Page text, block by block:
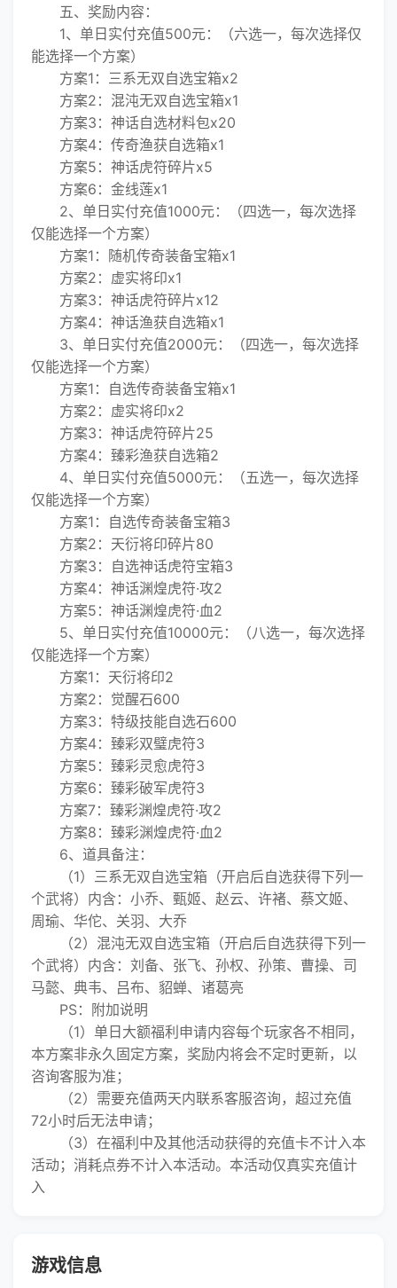
五、奖励内容：
1、单日实付充值500元：（六选一，每次选择仅
能选择一个方案）
方案1：三系无双自选宝箱x2
方案2：混沌无双自选宝箱x1
方案3：神话自选材料包x20
方案4：传奇渔获自选箱x1
方案5：神话虎符碎片x5
方案6：金线莲x1
2、单日实付充值1000元：（四选一，每次选择
仅能选择一个方案）
方案1：随机传奇装备宝箱x1
方案2：虚实将印x1
方案3：神话虎符碎片x12
方案4：神话渔获自选箱x1
3、单日实付充值2000元：（四选一，每次选择
仅能选择一个方案）
方案1：自选传奇装备宝箱x1
方案2：虚实将印x2
方案3：神话虎符碎片25
方案4：臻彩渔获自选箱2
4、单日实付充值5000元：（五选一，每次选择
仅能选择一个方案）
方案1：自选传奇装备宝箱3
方案2：天衍将印碎片80
方案3：自选神话虎符宝箱3
方案4：神话渊煌虎符·攻2
方案5：神话渊煌虎符·血2
5、单日实付充值10000元：（八选一，每次选择
仅能选择一个方案）
方案1：天衍将印2
方案2：觉醒石600
方案3：特级技能自选石600
方案4：臻彩双璧虎符3
方案5：臻彩灵愈虎符3
方案6：臻彩破军虎符3
方案7：臻彩渊煌虎符·攻2
方案8：臻彩渊煌虎符·血2
6、道具备注：
（1）三系无双自选宝箱（开启后自选获得下列一
个武将）内含：小乔、甄姬、赵云、许褚、蔡文姬、
周瑜、华佗、关羽、大乔
（2）混沌无双自选宝箱（开启后自选获得下列一
个武将）内含：刘备、张飞、孙权、孙策、曹操、司
马懿、典韦、吕布、貂蝉、诸葛亮
PS：附加说明
（1）单日大额福利申请内容每个玩家各不相同，
本方案非永久固定方案，奖励内将会不定时更新，以
咨询客服为准；
（2）需要充值两天内联系客服咨询，超过充值
72小时后无法申请；
（3）在福利中及其他活动获得的充值卡不计入本
活动；消耗点券不计入本活动。本活动仅真实充值计
入
游戏信息